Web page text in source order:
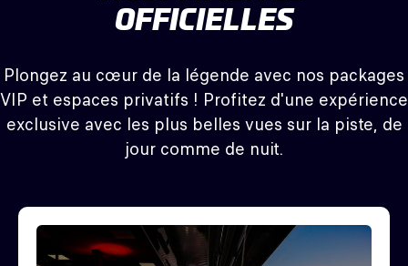
OFFICIELLES
Plongez au cœur de la légende avec nos packages
VIP et espaces privatifs ! Profitez d'une expérience
exclusive avec les plus belles vues sur la piste, de
jour comme de nuit.